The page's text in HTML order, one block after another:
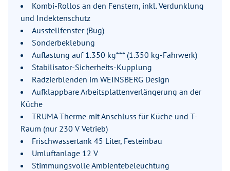
Kombi-Rollos an den Fenstern, inkl. Verdunklung
und Indektenschutz
Ausstellfenster (Bug)
Sonderbeklebung
Auflastung auf 1.350 kg*** (1.350 kg-Fahrwerk)
Stabilisator-Sicherheits-Kupplung
Radzierblenden im WEINSBERG Design
Aufklappbare Arbeitsplattenverlängerung an der
Küche
TRUMA Therme mit Anschluss für Küche und T-
Raum (nur 230 V Vetrieb)
Frischwassertank 45 Liter, Festeinbau
Umluftanlage 12 V
Stimmungsvolle Ambientebeleuchtung